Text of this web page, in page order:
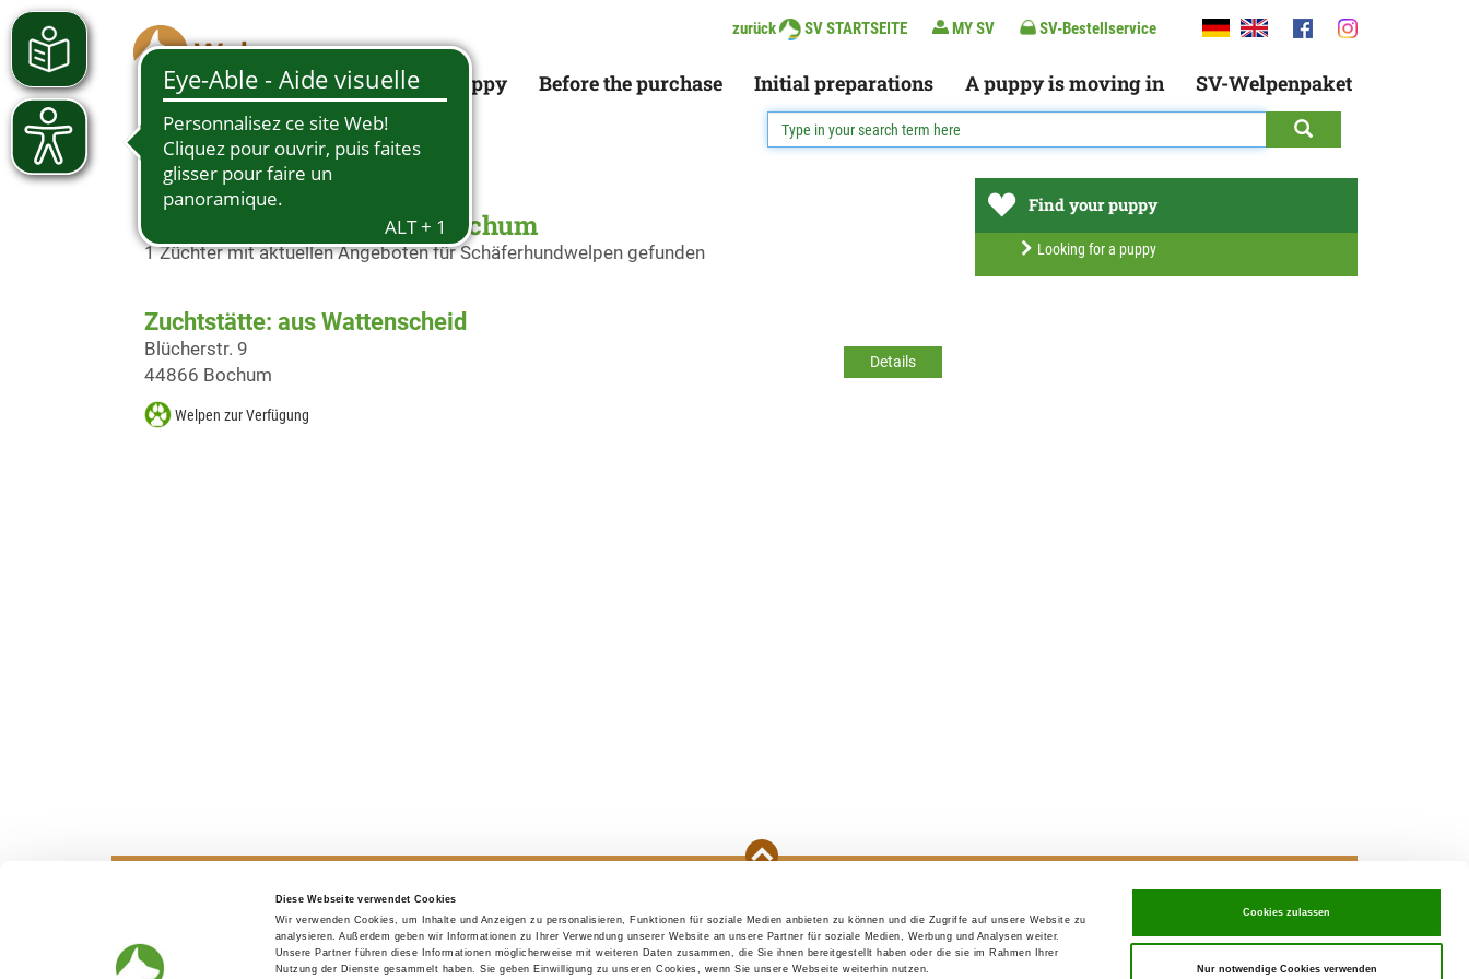
Diese Webseite verwendet Cookies
Wir verwenden Cookies, um Inhalte und Anzeigen zu personalisieren, Funktionen für soziale Medien anbieten zu können und die Zugriffe auf unsere Website zu
analysieren. Außerdem geben wir Informationen zu Ihrer Verwendung unserer Website an unsere Partner für soziale Medien, Werbung und Analysen weiter.
Unsere Partner führen diese Informationen möglicherweise mit weiteren Daten zusammen, die Sie ihnen bereitgestellt haben oder die sie im Rahmen Ihrer
Nutzung der Dienste gesammelt haben. Sie geben Einwilligung zu unseren Cookies, wenn Sie unsere Webseite weiterhin nutzen.
Cookies zulassen
Nur notwendige Cookies verwenden
zurück SV STARTSEITE MY SV SV-Bestellservice
Looking for a puppy Before the purchase Initial preparations A puppy is moving in SV-Welpenpaket
Schäferhundwelpen in Bochum
1 Züchter mit aktuellen Angeboten für Schäferhundwelpen gefunden
Zuchtstätte: aus Wattenscheid
Details
Blücherstr. 9
44866 Bochum
Welpen zur Verfügung
Find your puppy
Looking for a puppy
Looking for a puppy Before the purchase Initial preparations A puppy is moving in SV-Welpenpaket